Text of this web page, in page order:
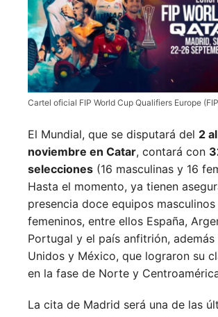
Cartel oficial FIP World Cup Qualifiers Europe
El Mundial, que se disputará del 2
noviembre en Catar, contará con
selecciones (16 masculinas y 16
Hasta el momento, ya tienen
presencia doce equipos
femeninos, entre ellos España,
Portugal y el país anfitrión, además
Unidos y México, que lograron su
en la fase de Norte y
La cita de Madrid será una de las